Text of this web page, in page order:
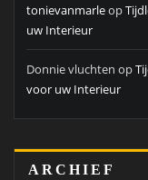
tonievanmarleop
uw Interieur
Donnie vluchten op
voor uw Interieur
ARCHIEF